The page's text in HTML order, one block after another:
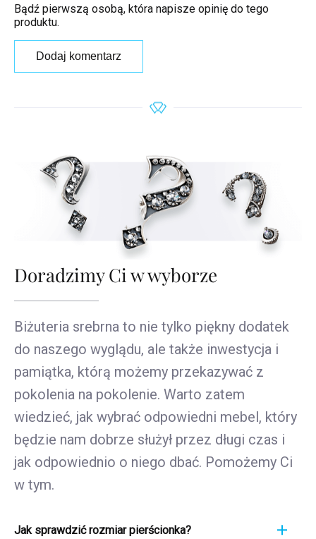
Bądź pierwszą osobą, która napisze opinię do tego
produktu.
Dodaj komentarz
Doradzimy Ci w wyborze
Biżuteria srebrna to nie tylko piękny dodatek
do naszego wyglądu, ale także inwestycja i
pamiątka, którą możemy przekazywać z
pokolenia na pokolenie. Warto zatem
wiedzieć, jak wybrać odpowiedni mebel, który
będzie nam dobrze służył przez długi czas i
jak odpowiednio o niego dbać. Pomożemy Ci
w tym.
Jak sprawdzić rozmiar pierścionka?